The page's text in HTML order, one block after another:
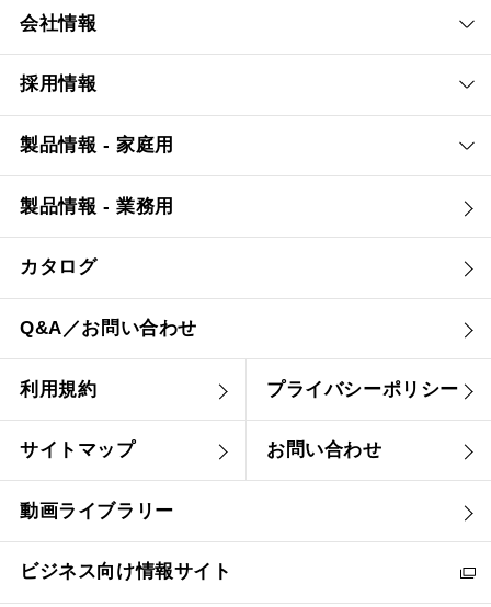
会社情報
採用情報
製品情報 - 家庭用
製品情報 - 業務用
カタログ
Q&A／お問い合わせ
利用規約 プライバシーポリシー
サイトマップ お問い合わせ
動画ライブラリー
ビジネス向け情報サイト